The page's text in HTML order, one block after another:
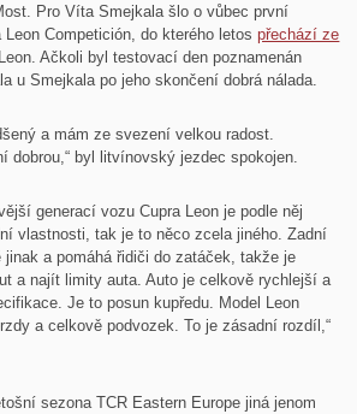
Pro Víta Smejkala šlo o vůbec první
Competición, do kterého letospřechází ze
Ačkoli byl testovací den poznamenán
u Smejkala po jeho skončení dobrá nálada.
a mám ze svezení velkou radost.
dobrou,“ byl litvínovský jezdec spokojen.
generací vozu Cupra Leon je podle něj
vlastnosti, tak je to něco zcela jiného. Zadní
jinak a pomáhá řidiči do zatáček, takže je
a najít limity auta. Auto je celkově rychlejší a
Je to posun kupředu. Model Leon
a celkově podvozek. To je zásadní rozdíl,“
sezona TCR Eastern Europe jiná jenom